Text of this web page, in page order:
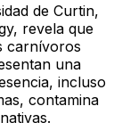
de Curtin,
revela que
carnívoros
una
incluso
contamina